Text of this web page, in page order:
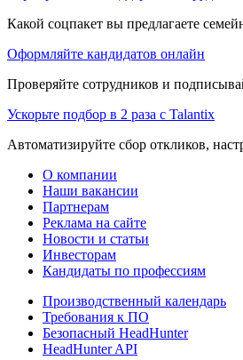
Какой соцпакет вы предлагаете
Оформляйте кандидатов онлайн
Проверяйте сотрудников и
Ускорьте подбор в 2 раза с Talantix
Автоматизируйте сбор откликов,
О компании
Наши вакансии
Партнерам
Реклама на сайте
Новости и статьи
Инвесторам
Кандидаты по профессиям
Производственный календарь
Требования к ПО
Безопасный HeadHunter
HeadHunter API